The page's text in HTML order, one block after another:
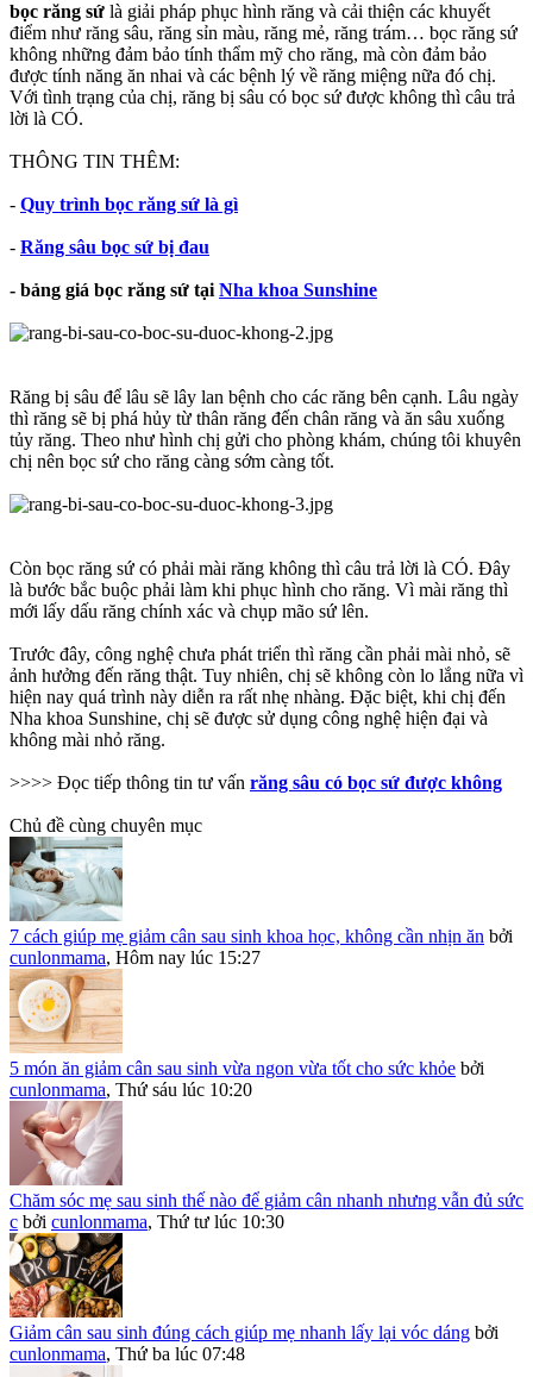
bọc răng sứ là giải pháp phục hình răng và cải thiện các khuyết
điểm như răng sâu, răng sỉn màu, răng mẻ, răng trám… bọc răng sứ
không những đảm bảo tính thẩm mỹ cho răng, mà còn đảm bảo
được tính năng ăn nhai và các bệnh lý về răng miệng nữa đó chị.
Với tình trạng của chị, răng bị sâu có bọc sứ được không thì câu trả
lời là CÓ.
THÔNG TIN THÊM:
- Quy trình bọc răng sứ là gì
- Răng sâu bọc sứ bị đau
- bảng giá bọc răng sứ tại Nha khoa Sunshine
Răng bị sâu để lâu sẽ lây lan bệnh cho các răng bên cạnh. Lâu ngày
thì răng sẽ bị phá hủy từ thân răng đến chân răng và ăn sâu xuống
tủy răng. Theo như hình chị gửi cho phòng khám, chúng tôi khuyên
chị nên bọc sứ cho răng càng sớm càng tốt.
Còn bọc răng sứ có phải mài răng không thì câu trả lời là CÓ. Đây
là bước bắc buộc phải làm khi phục hình cho răng. Vì mài răng thì
mới lấy dấu răng chính xác và chụp mão sứ lên.
Trước đây, công nghệ chưa phát triển thì răng cần phải mài nhỏ, sẽ
ảnh hưởng đến răng thật. Tuy nhiên, chị sẽ không còn lo lắng nữa vì
hiện nay quá trình này diễn ra rất nhẹ nhàng. Đặc biệt, khi chị đến
Nha khoa Sunshine, chị sẽ được sử dụng công nghệ hiện đại và
không mài nhỏ răng.
>>>> Đọc tiếp thông tin tư vấn răng sâu có bọc sứ được không
Chủ đề cùng chuyên mục
7 cách giúp mẹ giảm cân sau sinh khoa học, không cần nhịn ăn bởi
cunlonmama, Hôm nay lúc 15:27
5 món ăn giảm cân sau sinh vừa ngon vừa tốt cho sức khỏe bởi
cunlonmama, Thứ sáu lúc 10:20
Chăm sóc mẹ sau sinh thế nào để giảm cân nhanh nhưng vẫn đủ sức
c bởi cunlonmama, Thứ tư lúc 10:30
Giảm cân sau sinh đúng cách giúp mẹ nhanh lấy lại vóc dáng bởi
cunlonmama, Thứ ba lúc 07:48